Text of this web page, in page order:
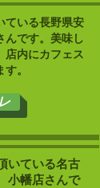
ている長野県安
んです。美味し
店内にカフェス
。
いている名古
小幡店さんで